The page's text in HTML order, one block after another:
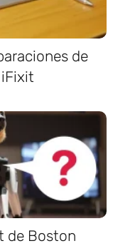
de
de Boston